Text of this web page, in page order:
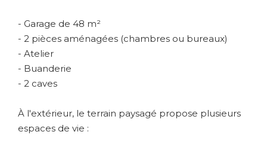
- Garage de 48 m²
- 2 pièces aménagées (chambres ou bureaux)
- Atelier
- Buanderie
- 2 caves
À l'extérieur, le terrain paysagé propose plusieurs
espaces de vie :